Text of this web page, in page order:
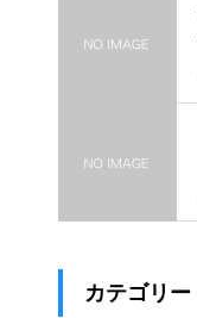
カテゴリー